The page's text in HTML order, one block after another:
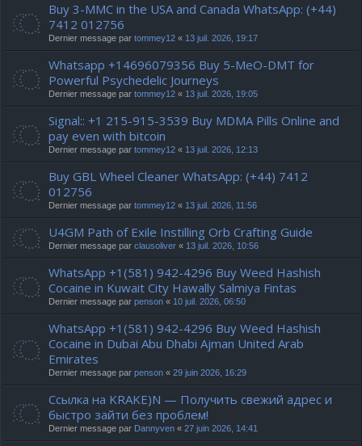
Buy 3-MMC in the USA and Canada WhatsApp: (+44)
7412 012756
Dernier message par tommey12 « 13 juil. 2026, 19:17
Whatsapp +14696079356 Buy 5-MeO-DMT for
Powerful Psychedelic Journeys
Dernier message par tommey12 « 13 juil. 2026, 19:05
Signal:: +1 215-915-3539 Buy MDMA Pills Online and
pay even with bitcoin
Dernier message par tommey12 « 13 juil. 2026, 12:13
Buy GBL Wheel Cleaner WhatsApp: (+44) 7412
012756
Dernier message par tommey12 « 13 juil. 2026, 11:56
U4GM Path of Exile Instilling Orb Crafting Guide
Dernier message par clausoliver « 13 juil. 2026, 10:56
WhatsApp +1(581) 942-4296 Buy Weed Hashish
Cocaine in Kuwait City Hawally Salmiya Fintas
Dernier message par penson « 10 juil. 2026, 06:50
WhatsApp +1(581) 942-4296 Buy Weed Hashish
Cocaine in Dubai Abu Dhabi Ajman United Arab
Emirates
Dernier message par penson « 29 juin 2026, 16:29
Ссылка на KRAKE)N — Получить свежий адрес и
быстро зайти без проблем!
Dernier message par Dannyven « 27 juin 2026, 14:41